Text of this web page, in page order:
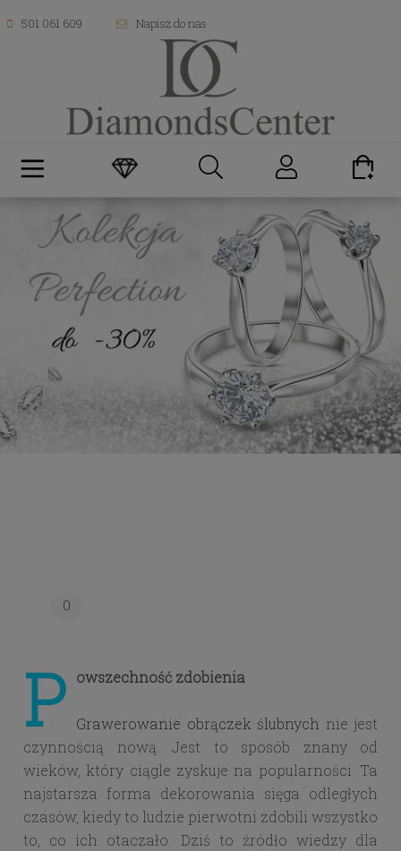
501 061 609 Napisz do nas
0
P owszechność zdobienia
Grawerowanie obrączek ślubnych nie jest
czynnością nową. Jest to sposób znany od
wieków, który ciągle zyskuje na popularności. Ta
najstarsza forma dekorowania sięga odległych
czasów, kiedy to ludzie pierwotni zdobili wszystko
to, co ich otaczało. Dziś to źródło wiedzy dla